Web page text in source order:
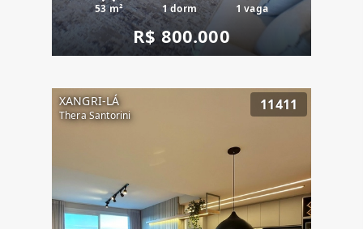
53 m² 1 dorm 1 vaga
R$ 800.000
XANGRI-LÁ
Thera Santorini
11411